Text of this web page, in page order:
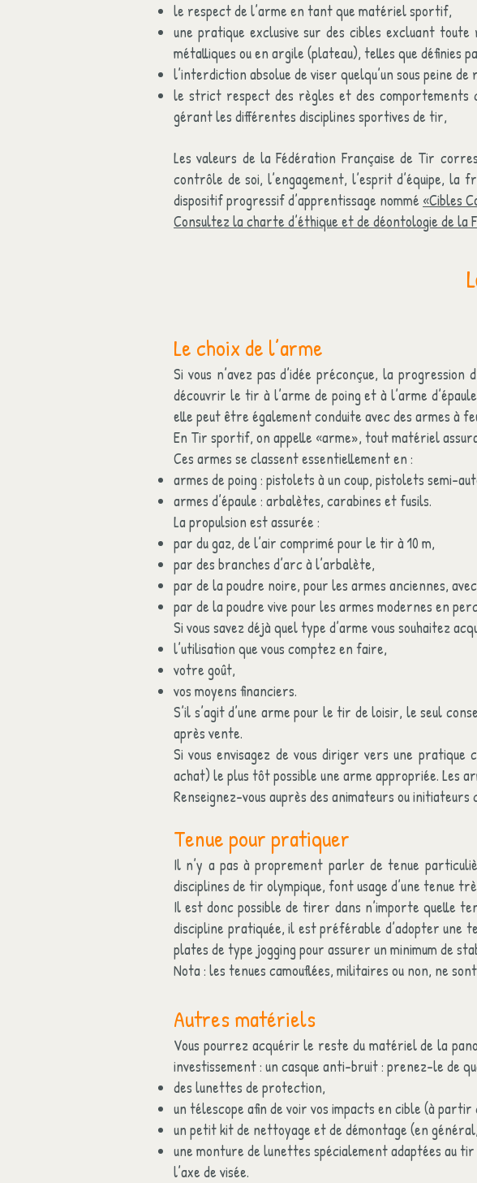
le respect de l’arme en tant que matériel sportif,
une pratique exclusive sur des cibles excluant toute
métalliques ou en argile (plateau), telles que définies
l’interdiction absolue de viser quelqu’un sous peine de
le strict respect des règles et des comportements
gérant les différentes disciplines sportives de tir,
Les valeurs de la Fédération Française de Tir
contrôle de soi, l’engagement, l’esprit d’équipe,
dispositif progressif d’apprentissage nommé «Cibles
Consultez la charte d’éthique et de déontologie de la
Le choix de l’arme
Si vous n’avez pas d’idée préconçue, la
découvrir le tir à l’arme de poing et à l’arme
elle peut être également conduite avec des armes à
En Tir sportif, on appelle «arme», tout matériel
Ces armes se classent essentiellement en :
armes de poing : pistolets à un coup, pistolets semi-
armes d’épaule : arbalètes, carabines et fusils.
La propulsion est assurée :
par du gaz, de l’air comprimé pour le tir à 10 m,
par des branches d’arc à l’arbalète,
par de la poudre noire, pour les armes anciennes,
par de la poudre vive pour les armes modernes en
Si vous savez déjà quel type d’arme vous souhaitez
l’utilisation que vous comptez en faire,
votre goût,
vos moyens financiers.
S’il s’agit d’une arme pour le tir de loisir, le seul
après vente.
Si vous envisagez de vous diriger vers une
achat) le plus tôt possible une arme appropriée. Les
Renseignez-vous auprès des animateurs ou
Tenue pour pratiquer
Il n’y a pas à proprement parler de tenue
disciplines de tir olympique, font usage d’une tenue
Il est donc possible de tirer dans n’importe quelle
discipline pratiquée, il est préférable d’adopter une
plates de type jogging pour assurer un minimum de
Nota : les tenues camouflées, militaires ou non, ne
Autres matériels
Vous pourrez acquérir le reste du matériel de la
investissement : un casque anti-bruit : prenez-le de
des lunettes de protection,
un télescope afin de voir vos impacts en cible (à
un petit kit de nettoyage et de démontage (en
une monture de lunettes spécialement adaptées au
l’axe de visée.